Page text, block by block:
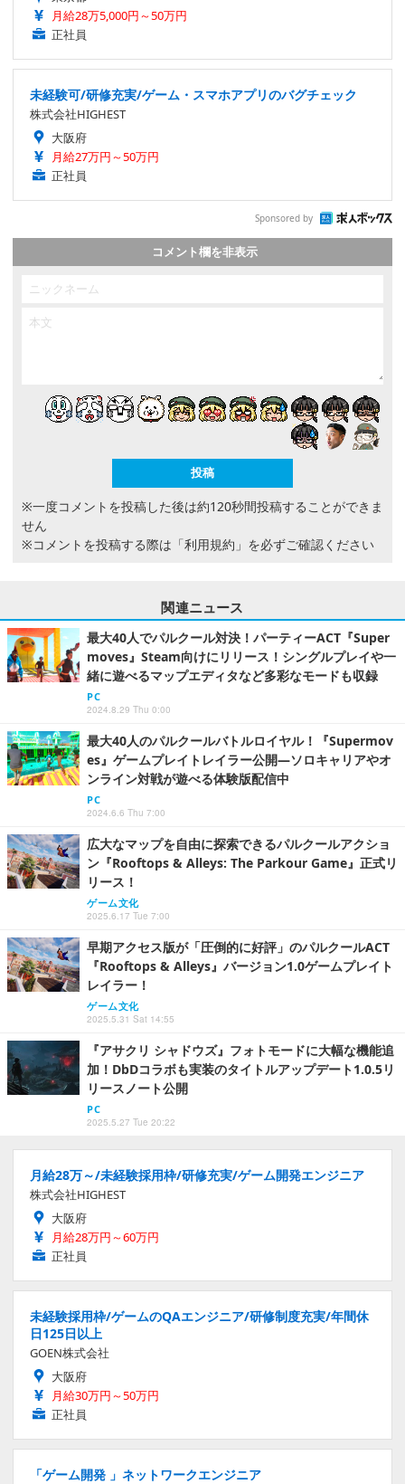
月給28万5,000円～50万円
正社員
未経験可/研修充実/ゲーム・スマホアプリのバグチェック
株式会社HIGHEST
大阪府
月給27万円～50万円
正社員
Sponsored by
コメント欄を非表示
※一度コメントを投稿した後は約120秒間投稿することができま
せん
※コメントを投稿する際は 「利用規約」 を必ずご確認ください
関連ニュース
最大40人でパルクール対決！パーティーACT『Super
moves』Steam向けにリリース！シングルプレイや一
緒に遊べるマップエディタなど多彩なモードも収録
PC
2024.8.29 Thu 0:00
最大40人のパルクールバトルロイヤル！『Supermov
es』ゲームプレイトレイラー公開―ソロキャリアやオ
ンライン対戦が遊べる体験版配信中
PC
2024.6.6 Thu 7:00
広大なマップを自由に探索できるパルクールアクショ
ン『Rooftops & Alleys: The Parkour Game』正式リ
リース！
ゲーム文化
2025.6.17 Tue 7:00
早期アクセス版が「圧倒的に好評」のパルクールACT
『Rooftops & Alleys』バージョン1.0ゲームプレイト
レイラー！
ゲーム文化
2025.5.31 Sat 14:55
『アサクリ シャドウズ』フォトモードに大幅な機能追
加！DbDコラボも実装のタイトルアップデート1.0.5リ
リースノート公開
PC
2025.5.27 Tue 20:22
月給28万～/未経験採用枠/研修充実/ゲーム開発エンジニア
株式会社HIGHEST
大阪府
月給28万円～60万円
正社員
未経験採用枠/ゲームのQAエンジニア/研修制度充実/年間休
日125日以上
GOEN株式会社
大阪府
月給30万円～50万円
正社員
「ゲーム開発 」ネットワークエンジニア